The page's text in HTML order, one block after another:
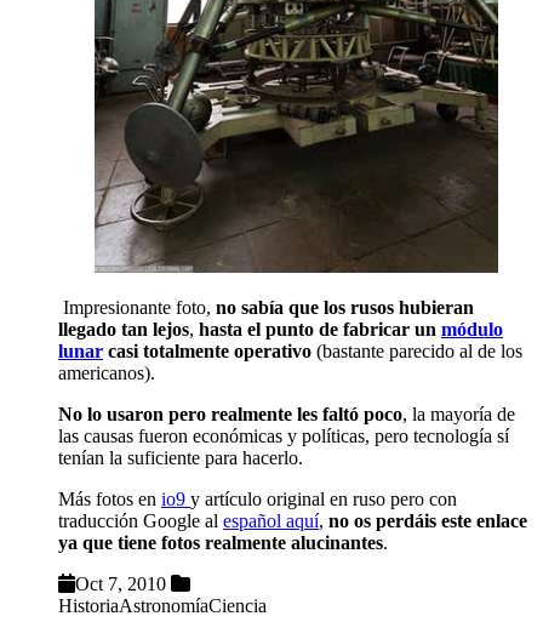
Impresionante foto, no sabía que los rusos hubieran
llegado tan lejos, hasta el punto de fabricar un módulo
lunar casi totalmente operativo (bastante parecido al de los
americanos).
No lo usaron pero realmente les faltó poco, la mayoría de
las causas fueron económicas y políticas, pero tecnología sí
tenían la suficiente para hacerlo.
Más fotos en io9 y artículo original en ruso pero con
traducción Google al español aquí, no os perdáis este enlace
ya que tiene fotos realmente alucinantes.
Oct 7, 2010
HistoriaAstronomíaCiencia